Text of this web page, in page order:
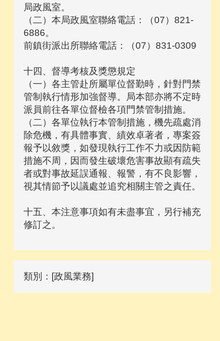
局政風室。
（二）本局政風室聯絡電話：（07）821-
6886。
前鎮街派出所聯絡電話：（07）831-0309
十四、督導考核及獎懲規定
（一）各主管赴所屬單位督勤時，針對門禁
管制執行情形加強督導。局本部亦將不定時
派員前往各單位督檢各項門禁管制措施。
（二）各單位執行本管制措施，機先疏處消
除危機，有具體事實、績效卓著者，專案簽
報予以敘獎，如發現執行工作不力或因防範
措施不周，因而發生破壞危害事故顯有疏失
者或對事故延誤通報、報警，有不良影響，
視其情節予以議處並追究相關主管之責任。
十五、本注意事項如有未盡事宜，另行補充
修訂之。
類別：[政風業務]